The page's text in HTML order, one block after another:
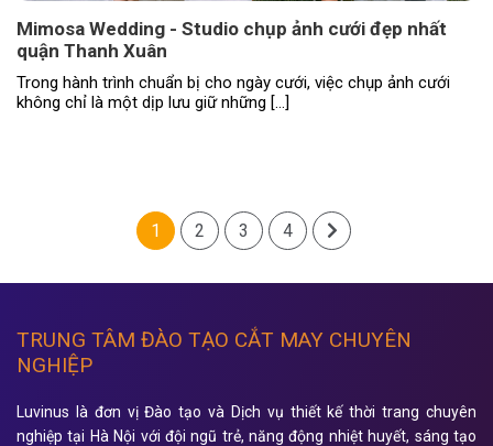
Mimosa Wedding - Studio chụp ảnh cưới đẹp nhất
quận Thanh Xuân
Trong hành trình chuẩn bị cho ngày cưới, việc chụp ảnh cưới
không chỉ là một dịp lưu giữ những […]
1 2 3 4
TRUNG TÂM ĐÀO TẠO CẮT MAY CHUYÊN
NGHIỆP
Luvinus là đơn vị Đào tạo và Dịch vụ thiết kế thời trang chuyên
nghiệp tại Hà Nội với đội ngũ trẻ, năng động nhiệt huyết, sáng tạo